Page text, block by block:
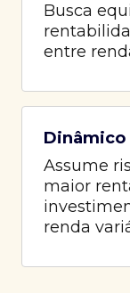
Busca
entre
Dinâmico
Assume
maior
renda